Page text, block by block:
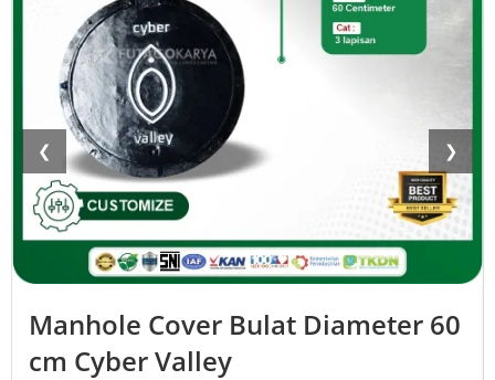
❮ ❯
Manhole Cover Bulat Diameter 60
cm Cyber Valley